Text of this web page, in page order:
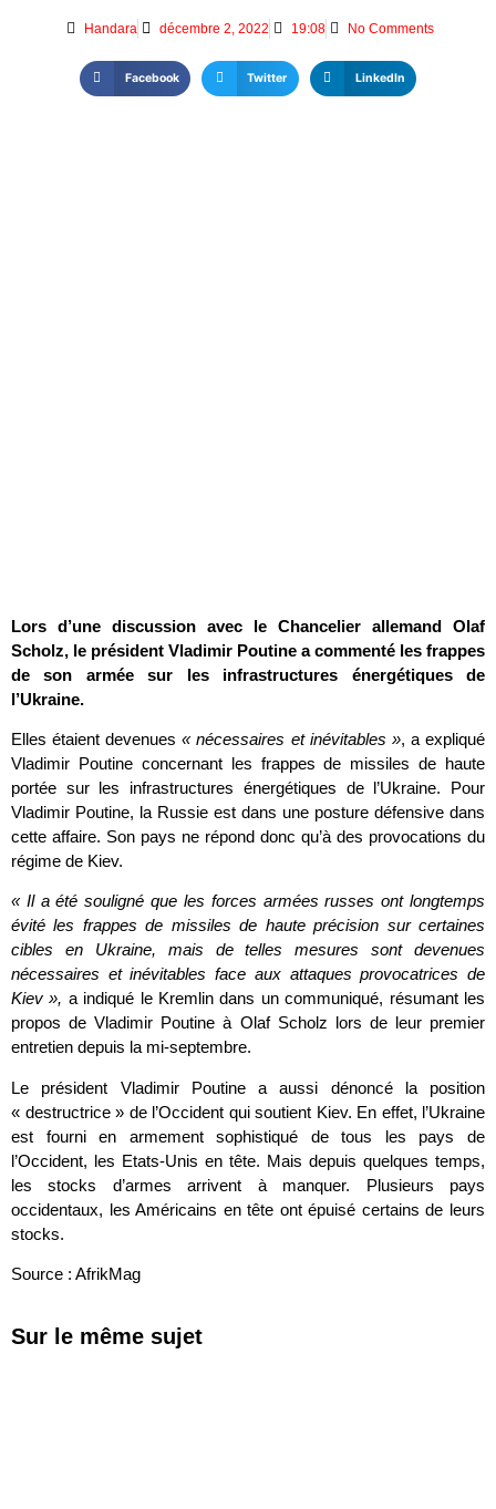
Handara décembre 2, 2022 19:08 No Comments
Facebook Twitter LinkedIn
Lors d’une discussion avec le Chancelier allemand Olaf
Scholz, le président Vladimir Poutine a commenté les frappes
de son armée sur les infrastructures énergétiques de
l’Ukraine.
Elles étaient devenues« nécessaires et inévitables », a expliqué
Vladimir Poutine concernant les frappes de missiles de haute
portée sur les infrastructures énergétiques de l’Ukraine. Pour
Vladimir Poutine, la Russie est dans une posture défensive dans
cette affaire. Son pays ne répond donc qu’à des provocations du
régime de Kiev.
« Il a été souligné que les forces armées russes ont longtemps
évité les frappes de missiles de haute précision sur certaines
cibles en Ukraine, mais de telles mesures sont devenues
nécessaires et inévitables face aux attaques provocatrices de
Kiev », a indiqué le Kremlin dans un communiqué, résumant les
propos de Vladimir Poutine à Olaf Scholz lors de leur premier
entretien depuis la mi-septembre.
Le président Vladimir Poutine a aussi dénoncé la position
« destructrice » de l’Occident qui soutient Kiev. En effet, l’Ukraine
est fourni en armement sophistiqué de tous les pays de
l’Occident, les Etats-Unis en tête. Mais depuis quelques temps,
les stocks d’armes arrivent à manquer. Plusieurs pays
occidentaux, les Américains en tête ont épuisé certains de leurs
stocks.
Source : AfrikMag
Sur le même sujet